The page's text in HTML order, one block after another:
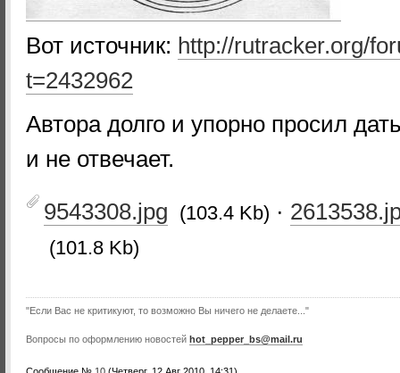
Вот источник: http://rutracker.org/
t=2432962
Автора долго и упорно просил
и не отвечает.
9543308.jpg (103.4 Kb) ·
(101.8 Kb)
"Если Вас не критикуют, то возможно Вы ничего не делаете..."
Вопросы по оформлению новостей hot_pepper_bs@mail.ru